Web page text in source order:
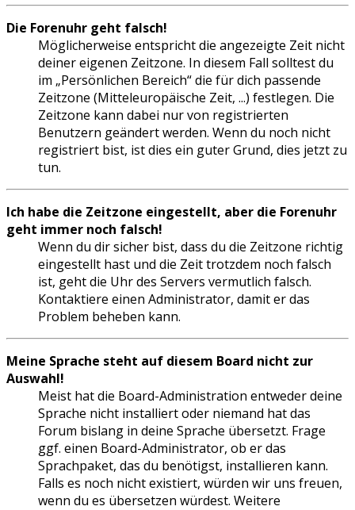
Die Forenuhr geht falsch!
Möglicherweise entspricht die angezeigte Zeit nicht
deiner eigenen Zeitzone. In diesem Fall solltest du
im „Persönlichen Bereich“ die für dich passende
Zeitzone (Mitteleuropäische Zeit, ...) festlegen. Die
Zeitzone kann dabei nur von registrierten
Benutzern geändert werden. Wenn du noch nicht
registriert bist, ist dies ein guter Grund, dies jetzt zu
tun.
Ich habe die Zeitzone eingestellt, aber die Forenuhr
geht immer noch falsch!
Wenn du dir sicher bist, dass du die Zeitzone richtig
eingestellt hast und die Zeit trotzdem noch falsch
ist, geht die Uhr des Servers vermutlich falsch.
Kontaktiere einen Administrator, damit er das
Problem beheben kann.
Meine Sprache steht auf diesem Board nicht zur
Auswahl!
Meist hat die Board-Administration entweder deine
Sprache nicht installiert oder niemand hat das
Forum bislang in deine Sprache übersetzt. Frage
ggf. einen Board-Administrator, ob er das
Sprachpaket, das du benötigst, installieren kann.
Falls es noch nicht existiert, würden wir uns freuen,
wenn du es übersetzen würdest. Weitere